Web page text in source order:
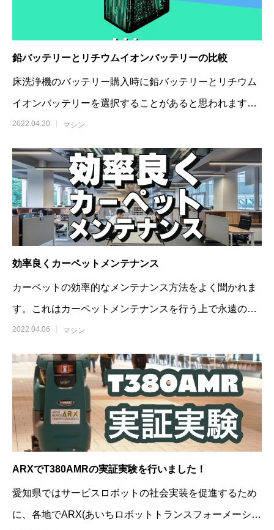
鉛バッテリーとリチウムイオンバッテリーの比較
床洗浄機のバッテリー購入時に鉛バッテリーとリチウム
イオンバッテリーを選択することがあると思われます。
その選択が今後何年にもわたって人件費と維
2022.04.20 マシン
効率良くカーペットメンテナンス
カーペットの効率的なメンテナンス方法をよく聞かれま
す。これはカーペットメンテナンスを行う上で永遠のテ
ーマだと
2022.04.06 マシン
ARXでT380AMRの実証実験を行いました！
愛知県ではサービスロボットの社会実装を促進するため
に、各地でARX(あいちロボットトランスフォーメーショ